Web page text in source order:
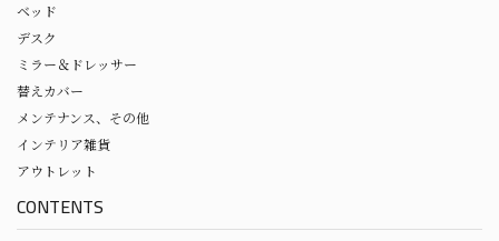
ベッド
デスク
ミラー＆ドレッサー
替えカバー
メンテナンス、その他
インテリア雑貨
アウトレット
CONTENTS